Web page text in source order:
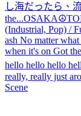
し海だったら、
the...OSAKA☮️
(Industrial, Pop) /
ash No matter
when it's on Got
hello hello hello
really, really just
Scene